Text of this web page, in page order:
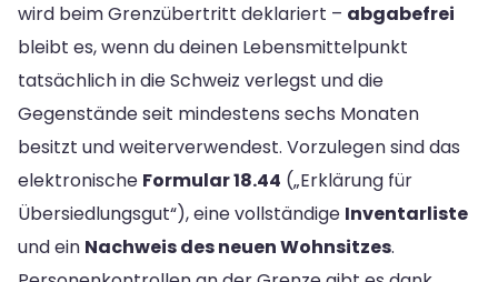
wird beim Grenzübertritt deklariert – abgabefrei
bleibt es, wenn du deinen Lebensmittelpunkt
tatsächlich in die Schweiz verlegst und die
Gegenstände seit mindestens sechs Monaten
besitzt und weiterverwendest. Vorzulegen sind das
elektronische Formular 18.44 („Erklärung für
Übersiedlungsgut“), eine vollständige Inventarliste
und ein Nachweis des neuen Wohnsitzes.